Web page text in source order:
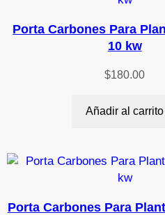
Porta Carbones Para
10 kw
$180.00
Añadir al carrito
Porta Carbones Para